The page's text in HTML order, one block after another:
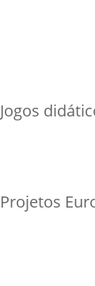
Jogos
Projetos